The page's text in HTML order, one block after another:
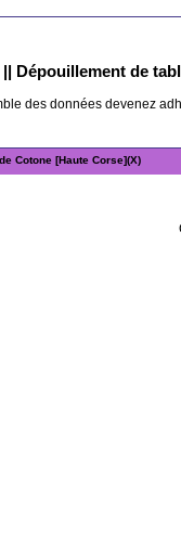
|| Dépouillement de
des données devenez
Cotone [Haute Corse](X)